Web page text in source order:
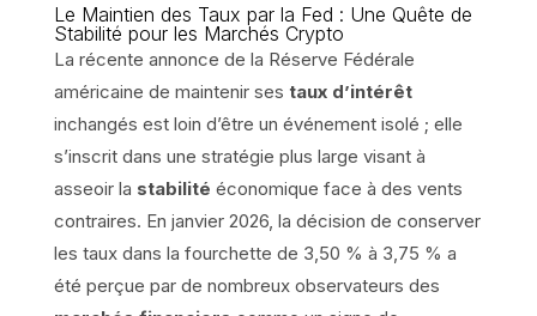
Le Maintien des Taux par la Fed : Une Quête de
Stabilité pour les Marchés Crypto
La récente annonce de la Réserve Fédérale
américaine de maintenir ses taux d’intérêt
inchangés est loin d’être un événement isolé ; elle
s’inscrit dans une stratégie plus large visant à
asseoir la stabilité économique face à des vents
contraires. En janvier 2026, la décision de conserver
les taux dans la fourchette de 3,50 % à 3,75 % a
été perçue par de nombreux observateurs des